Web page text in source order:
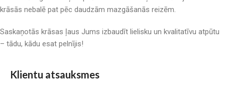
krāsās nebalē pat pēc daudzām mazgāšanās reizēm.
Saskaņotās krāsas ļaus Jums izbaudīt lielisku un kvalitatīvu atpūtu
– tādu, kādu esat pelnījis!
Klientu atsauksmes